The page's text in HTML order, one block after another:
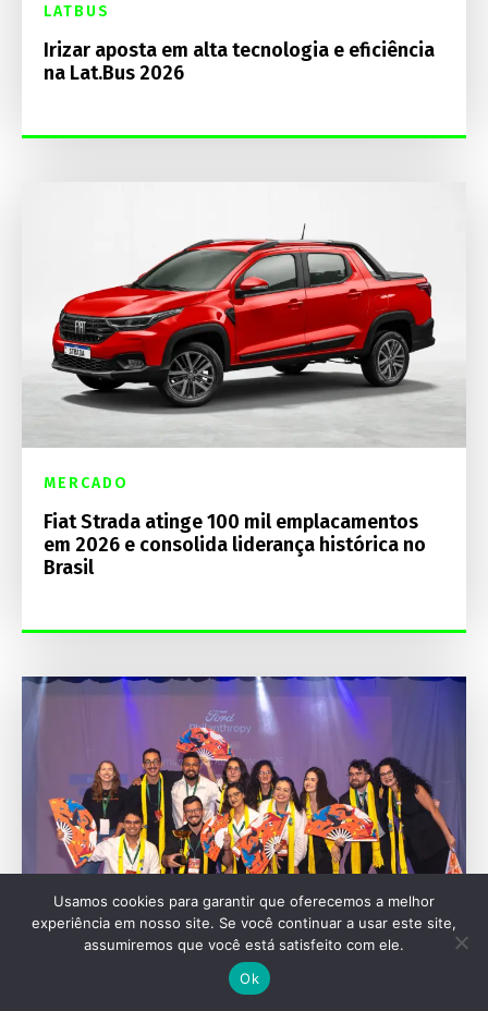
LATBUS
Irizar aposta em alta tecnologia e eficiência
na Lat.Bus 2026
MERCADO
Fiat Strada atinge 100 mil emplacamentos
em 2026 e consolida liderança histórica no
Brasil
Usamos cookies para garantir que oferecemos a melhor
experiência em nosso site. Se você continuar a usar este site,
assumiremos que você está satisfeito com ele.
Ok